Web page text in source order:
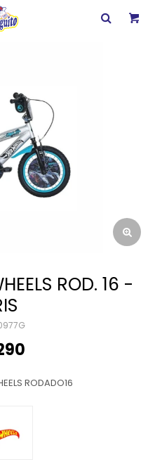
ROD. 16 -
RODADO16